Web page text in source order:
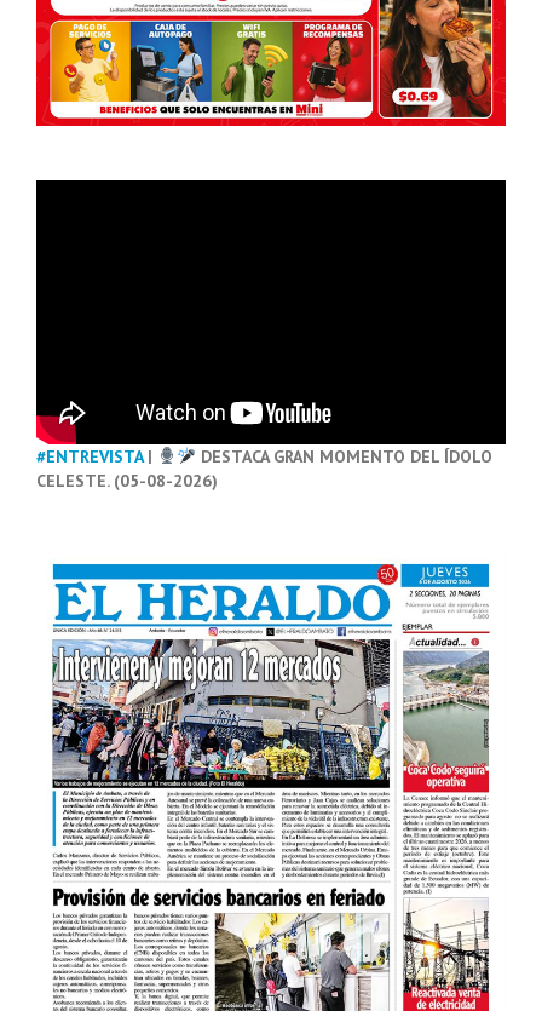
#ENTREVISTA|
DESTACA GRAN MOMENTO DEL ÍDOLO
CELESTE. (05-08-2026)